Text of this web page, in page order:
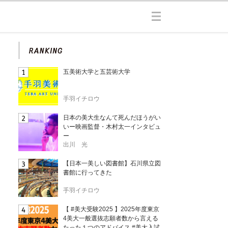
五美術大学と五芸術大学
手羽イチロウ
日本の美大生なんて死んだほうがい
いー映画監督・木村太一インタビュ
ー
出川 光
【日本一美しい図書館】石川県立図
書館に行ってきた
手羽イチロウ
【 #美大受験2025 】2025年度東京
4美大一般選抜志願者数から言える